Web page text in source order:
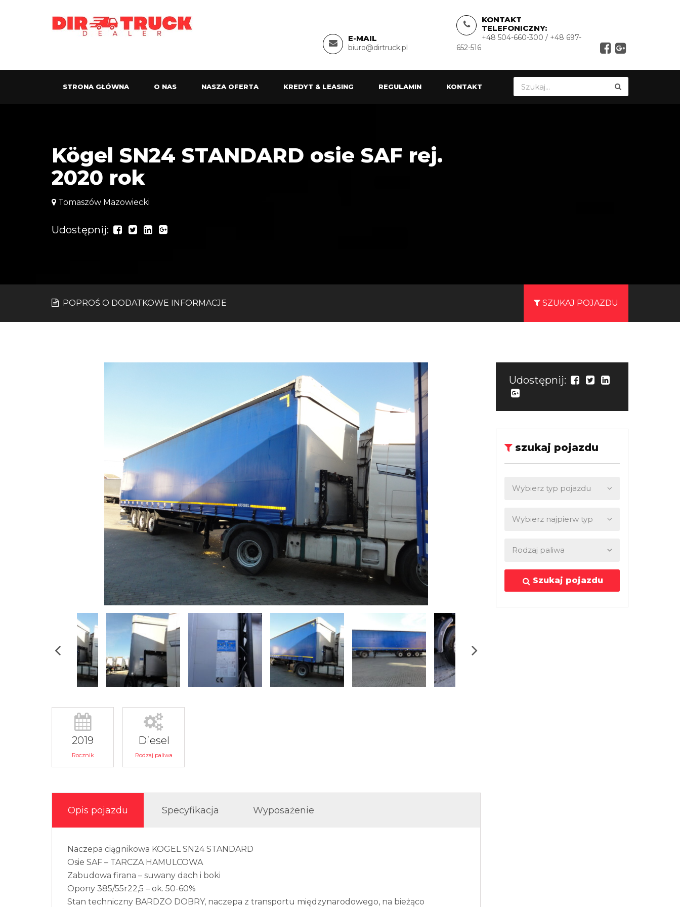
E-MAIL
biuro@dirtruck.pl
KONTAKT
TELEFONICZNY:
+48 504-660-300 / +48 697-
652-516
STRONA GŁÓWNA O NAS NASZA OFERTA KREDYT & LEASING REGULAMIN KONTAKT
Kögel SN24 STANDARD osie SAF rej.
2020 rok
Tomaszów Mazowiecki
Udostępnij:
SZUKAJ POJAZDU
POPROŚ O DODATKOWE INFORMACJE
2019
Rocznik
Diesel
Rodzaj paliwa
Opis pojazdu Specyfikacja Wyposażenie
Naczepa ciągnikowa KOGEL SN24 STANDARD
Osie SAF – TARCZA HAMULCOWA
Zabudowa firana – suwany dach i boki
Opony 385/55r22,5 – ok. 50-60%
Stan techniczny BARDZO DOBRY, naczepa z transportu międzynarodowego, na bieżąco
Udostępnij:
szukaj pojazdu
Szukaj pojazdu